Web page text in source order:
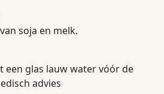
soja en melk.
een glas lauw water vóór de
advies